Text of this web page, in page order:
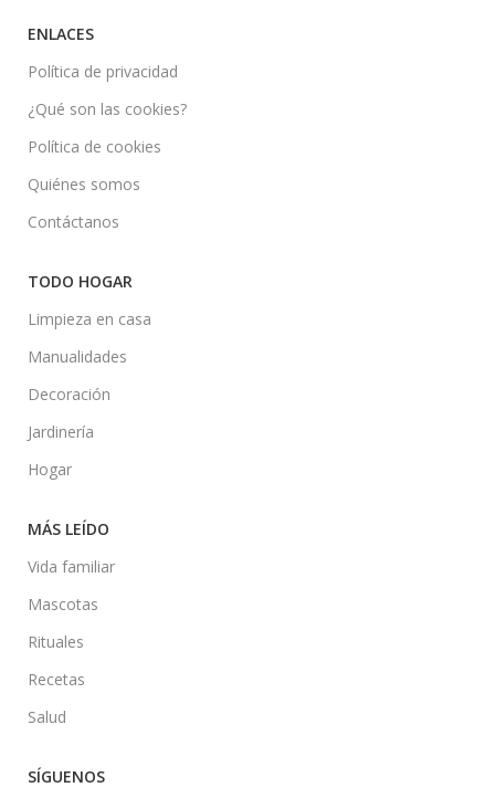
ENLACES
Política de privacidad
¿Qué son las cookies?
Política de cookies
Quiénes somos
Contáctanos
TODO HOGAR
Limpieza en casa
Manualidades
Decoración
Jardinería
Hogar
MÁS LEÍDO
Vida familiar
Mascotas
Rituales
Recetas
Salud
SÍGUENOS